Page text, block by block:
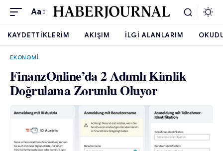
Aa
KAYDETTIKLERIM AKIŞIM İLGI ALANLARIM
EKONOMI
FinanzOnline’da 2 Adımlı Kimlik
Doğrulama Zorunlu Oluyor